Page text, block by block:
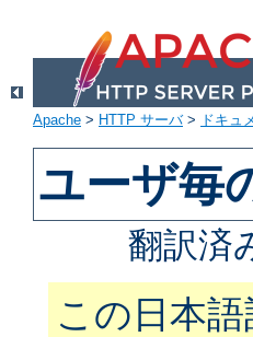
Apache > HTTP サーバ> ドキュ
ユーザ毎
翻訳済
この日本